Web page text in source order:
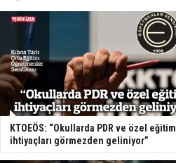
KTOEÖS: “Okullarda PDR ve özel eğitim
ihtiyaçları görmezden geliniyor”